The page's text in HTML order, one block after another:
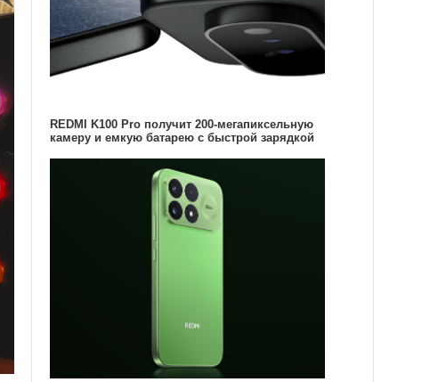
REDMI K100 Pro получит 200-мегапиксельную
камеру и емкую батарею с быстрой зарядкой